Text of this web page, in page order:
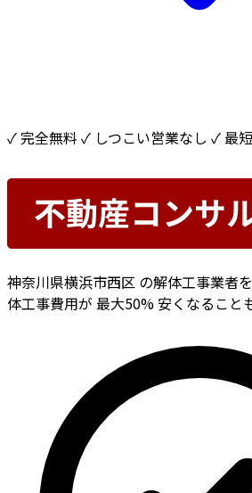
✓ 完全無料 ✓ しつこい営業なし ✓ 最
神奈川県横浜市西区 の解体工事業者
体工事費用が 最大50%安くなること